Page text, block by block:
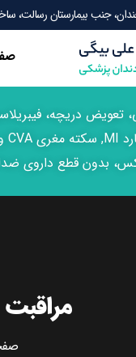
بیمارستان رسالت، ساختمان 24،
بدون قطع داروی